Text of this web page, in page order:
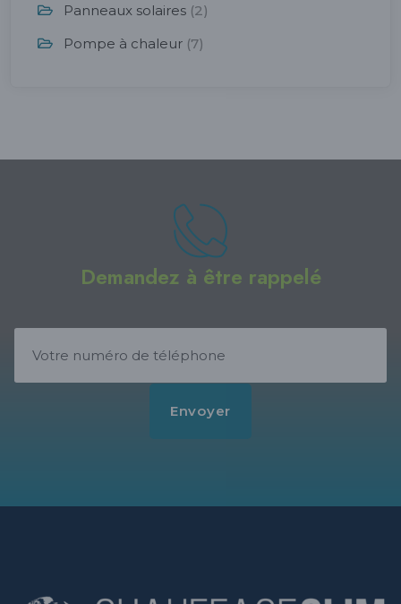
Panneaux solaires (2)
Pompe à chaleur (7)
Demandez à être rappelé